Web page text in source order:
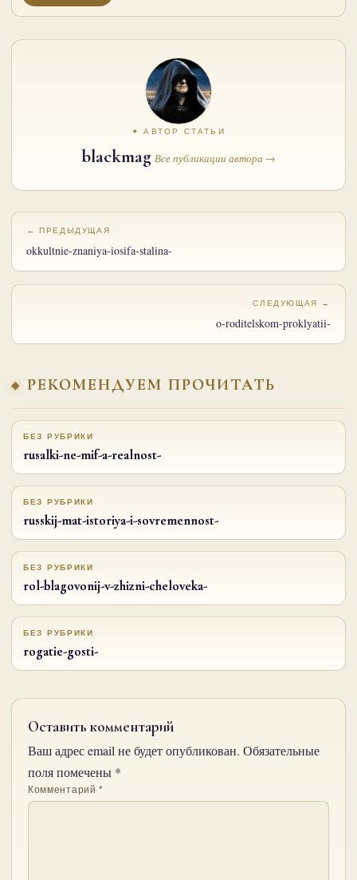
✦ АВТОР СТАТЬИ
blackmag Все публикации автора →
← ПРЕДЫДУЩАЯ
okkultnie-znaniya-iosifa-stalina-
СЛЕДУЮЩАЯ →
o-roditelskom-proklyatii-
РЕКОМЕНДУЕМ ПРОЧИТАТЬ
БЕЗ РУБРИКИ
rusalki-ne-mif-a-realnost-
БЕЗ РУБРИКИ
russkij-mat-istoriya-i-sovremennost-
БЕЗ РУБРИКИ
rol-blagovonij-v-zhizni-cheloveka-
БЕЗ РУБРИКИ
rogatie-gosti-
Оставить комментарий
Ваш адрес email не будет опубликован. Обязательные
поля помечены *
Комментарий*